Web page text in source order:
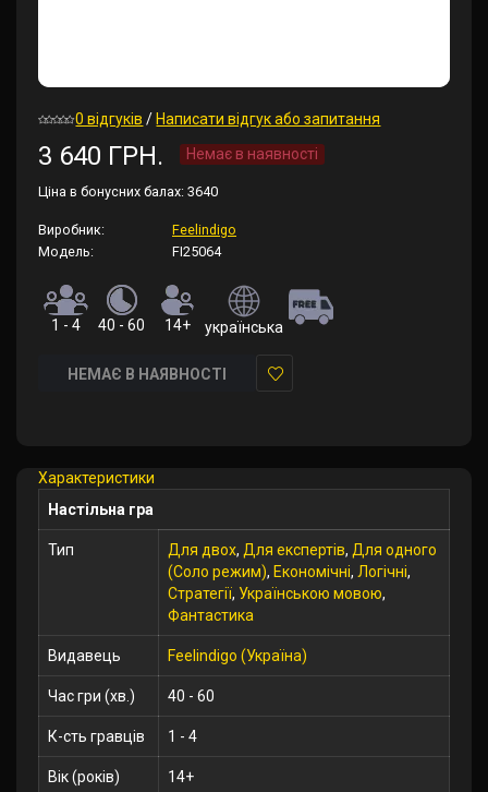
0 відгуків / Написати відгук або запитання
3 640 ГРН. Немає в наявності
Ціна в бонусних балах: 3640
Виробник:
Feelindigo
Модель:
FI25064
1 - 4 40 - 60 14+ українська
НЕМАЄ В НАЯВНОСТІ
Характеристики
Настільна гра
Тип Для двох, Для експертів, Для одного
(Соло режим), Економічні, Логічні,
Стратегії, Українською мовою,
Фантастика
Видавець Feelindigo (Україна)
Час гри (хв.) 40 - 60
К-сть гравців 1 - 4
Вік (років) 14+